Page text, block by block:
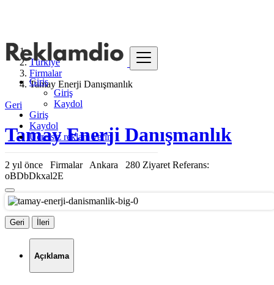
Giriş
Giriş
Kaydol
Giriş
Kaydol
Ücretsiz reklam verin
Türkiye
Firmalar
Tamay Enerji Danışmanlık
Geri
Tamay Enerji Danışmanlık
2 yıl önce Firmalar Ankara 280 Ziyaret Referans:
oBDbDkxal2E
Geri İleri
Açıklama